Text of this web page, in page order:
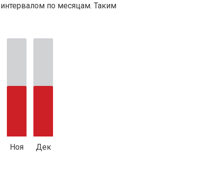
по месяцам. Таким
Ноя Дек